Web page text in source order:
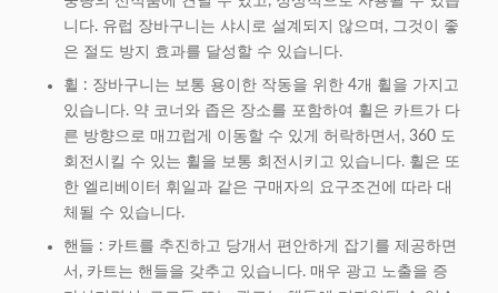
니다. 유럽 장바구니는 샤시로 설계되지 않으며, 그것이 좋
은 절도 방지 효과를 달성할 수 있습니다.
휠 : 장바구니는 보통 용이한 작동을 위한 4개 휠을 가지고
있습니다. 약 코너와 좁은 장소를 포함하여 휠은 카트가 다
른 방향으로 매끄럽게 이동할 수 있게 허락하면서, 360 도
회전시킬 수 있는 휠을 보통 회전시키고 있습니다. 휠은 또
한 엘리베이터 휘일과 같은 구매자의 요구조건에 따라 대
체될 수 있습니다.
핸들 : 카트를 추진하고 당개서 편안하게 잡기를 제공하면
서, 카트는 핸들을 갖추고 있습니다. 매우 광고 노출을 증